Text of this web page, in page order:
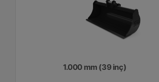
1.000 mm (39 inç)